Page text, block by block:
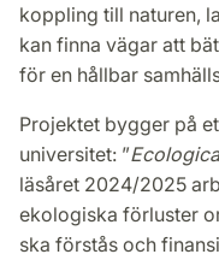
koppling till naturen,
kan finna vägar att
för en hållbar
Projektet bygger på
universitet: ”
läsåret 2024/2025
ekologiska förluster
ska förstås och